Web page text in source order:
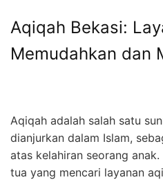
Aqiqah Bekasi:
Memudahkan dan
Aqiqah adalah salah satu
dianjurkan dalam Islam,
atas kelahiran seorang
tua yang mencari layanan